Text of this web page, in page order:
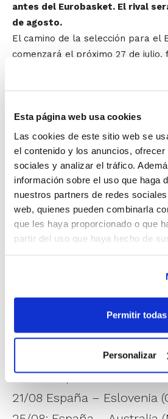
Esta página web usa cookies
Las cookies de este sitio web se
el contenido y los anuncios, ofrecer
sociales y analizar el tráfico.
información sobre el uso que haga
nuestros partners de redes
web, quienes pueden combinarla
que les haya proporcionado o que
partir del uso que haya hecho de
Permitir todas
Personalizar
antes del Eurobasket. El rival
de agosto.
El camino de la selección para el
comenzará el próximo 27 de julio,
presentarán ante los medios de
Serán días de intensa preparación
comenzar la serie de partidos
Ocho partidos, siete de ellos en
Madrid, Guadalajara, Málaga,
Valencia) y uno en Lituania
preparación para el Eurobasket
Bulgaria, Lituania, Eslovenia y
elegidos para la puesta punto.
09/08: España – Francia
13/08: España – Lituania
15/08: España – Bulgaria
18/08: Lituania – España
20/08: España – Eslovenia
21/08 España – Eslovenia